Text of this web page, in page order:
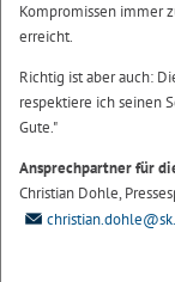
Kompromissen immer
erreicht.
Richtig ist aber auch:
respektiere ich seinen
Gute."
Ansprechpartner für
Christian Dohle,